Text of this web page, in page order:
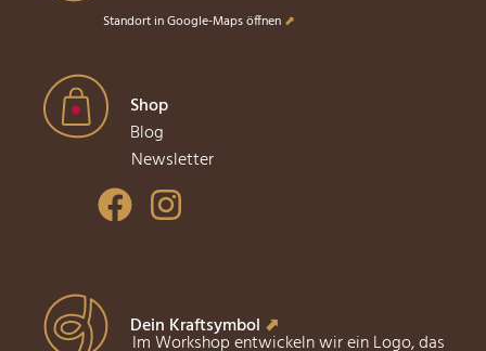
Dein Kraftsymbol ⬈
Im Workshop entwickeln wir ein Logo, das
Shop
Blog
Newsletter
Standort in Google-Maps öffnen ⬈